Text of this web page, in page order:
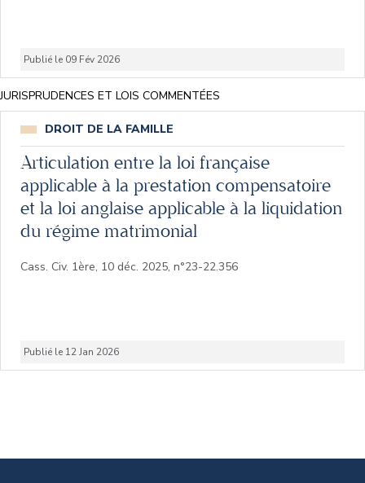
Publié le 09 Fév 2026
JURISPRUDENCES ET LOIS COMMENTÉES
DROIT DE LA FAMILLE
Articulation entre la loi française
applicable à la prestation compensatoire
et la loi anglaise applicable à la liquidation
du régime matrimonial
Cass. Civ. 1ère, 10 déc. 2025, n°23-22.356
Publié le 12 Jan 2026